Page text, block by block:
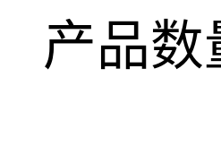
产品数